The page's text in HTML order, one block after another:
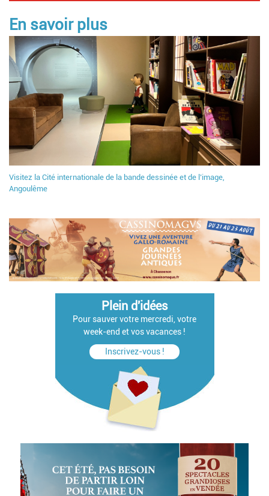
En savoir plus
Visitez la Cité internationale de la bande dessinée et de l’image,
Angoulême
Plein d'idées
Pour sauver votre mercredi, votre
week-end et vos vacances !
Inscrivez-vous !